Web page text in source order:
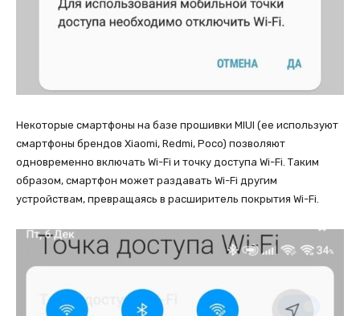
Некоторые смартфоны на базе прошивки MIUI (ее используют
смартфоны брендов Xiaomi, Redmi, Poco) позволяют
одновременно включать Wi-Fi и точку доступа Wi-Fi. Таким
образом, смартфон может раздавать Wi-Fi другим
устройствам, превращаясь в расширитель покрытия Wi-Fi.